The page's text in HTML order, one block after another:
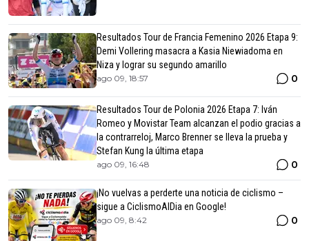
Resultados Tour de Francia Femenino 2026 Etapa 9:
Demi Vollering masacra a Kasia Niewiadoma en
Niza y lograr su segundo amarillo
ago 09, 18:57 0
Resultados Tour de Polonia 2026 Etapa 7: Iván
Romeo y Movistar Team alcanzan el podio gracias a
la contrarreloj, Marco Brenner se lleva la prueba y
Stefan Kung la última etapa
ago 09, 16:48 0
¡No vuelvas a perderte una noticia de ciclismo –
sigue a CiclismoAlDia en Google!
ago 09, 8:42 0